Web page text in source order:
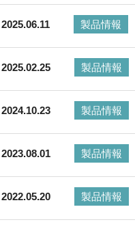
2025.06.11 製品情報
2025.02.25 製品情報
2024.10.23 製品情報
2023.08.01 製品情報
2022.05.20 製品情報